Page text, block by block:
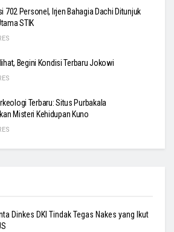
702 Personel, Irjen Bahagia Dachi Ditunjuk
STIK
Begini Kondisi Terbaru Jokowi
Terbaru: Situs Purbakala
Misteri Kehidupan Kuno
Dinkes DKI Tindak Tegas Nakes yang Ikut